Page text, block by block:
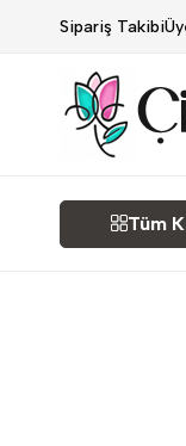
Sipariş Takibi
Tüm